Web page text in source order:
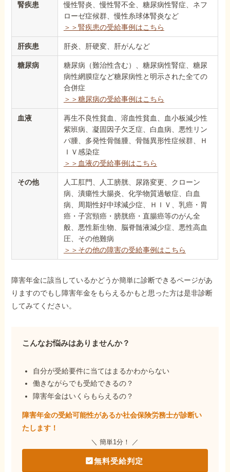
腎疾患
慢性腎炎、慢性腎不全、糖尿病性腎症、ネフ
ローゼ症候群、慢性糸球体腎炎など
＞＞腎疾患の受給事例はこちら
肝疾患 肝炎、肝硬変、肝がんなど
糖尿病
糖尿病（難治性含む）、糖尿病性腎症、糖尿
病性網膜症など糖尿病性と明示された全ての
合併症
＞＞糖尿病の受給事例はこちら
血液
再生不良性貧血、溶血性貧血、血小板減少性
紫班病、凝固因子欠乏症、白血病、悪性リン
パ腫、多発性骨髄腫、骨髄異形性症候群、Ｈ
ＩＶ感染症
＞＞血液の受給事例はこちら
その他
人工肛門、人工膀胱、尿路変更、クローン
病、潰瘍性大腸炎、化学物質過敏症、白血
病、周期性好中球減少症、ＨＩＶ、乳癌・胃
癌・子宮頸癌・膀胱癌・直腸癌等のがん全
般、悪性新生物、脳脊髄液減少症、悪性高血
圧、その他難病
＞＞その他の障害の受給事例はこちら
障害年金に該当しているかどうか簡単に診断できるページがあ
りますのでもし障害年金をもらえるかもと思った方は是非診断
してみてください。
こんなお悩みはありませんか？
自分が受給要件に当てはまるかわからない
働きながらでも受給できるの？
障害年金はいくらもらえるの？
障害年金の受給可能性があるか社会保険労務士が診断い
たします！
＼ 簡単1分！ ／
無料受給判定